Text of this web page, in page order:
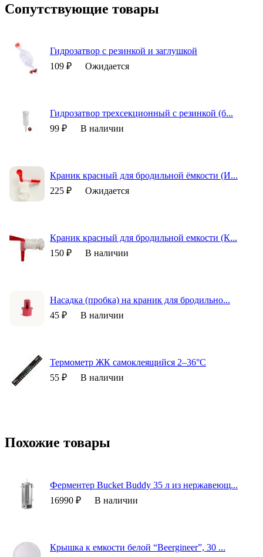
Сопутствующие товары
Гидрозатвор с резинкой и заглушкой
109 ₽
Ожидается
Гидрозатвор трехсекционный с резинкой (б...
99 ₽
В наличии
Краник красный для бродильной ёмкости (И...
225 ₽
Ожидается
Краник красный для бродильной емкости (К...
150 ₽
В наличии
Насадка (пробка) на краник для бродильно...
45 ₽
В наличии
Термометр ЖК самоклеящийся 2–36°C
55 ₽
В наличии
Похожие товары
Ферментер Bucket Buddy 35 л из нержавеющ...
16990 ₽
В наличии
Крышка к емкости белой “Beergineer”, 30 ...